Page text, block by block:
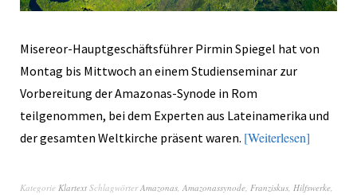
Misereor-Hauptgeschäftsführer Pirmin Spiegel hat von
Montag bis Mittwoch an einem Studienseminar zur
Vorbereitung der Amazonas-Synode in Rom
teilgenommen, bei dem Experten aus Lateinamerika und
der gesamten Weltkirche präsent waren. Weiterlesen
Kategorie Klartext SchlagwörterAmazonas, Amazonassynode, Franziskus, Hilfswerke,